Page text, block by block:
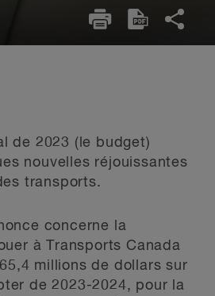
de 2023 (le budget)
nouvelles réjouissantes
transports.
concerne la
à Transports Canada
millions de dollars sur
de 2023-2024, pour la